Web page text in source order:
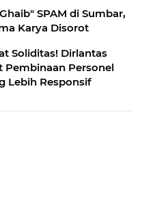
SPAM di Sumbar,
Karya Disorot
Soliditas! Dirlantas
Pembinaan Personel
Lebih Responsif